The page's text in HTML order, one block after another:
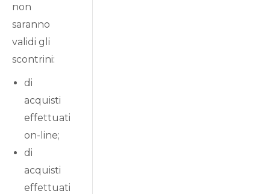
non
saranno
validi gli
scontrini:
di
acquisti
effettuati
on-line;
di
acquisti
effettuati